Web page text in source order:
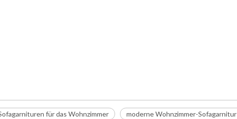
für das Wohnzimmer moderne Wohnzimmer-Sofagarnitur